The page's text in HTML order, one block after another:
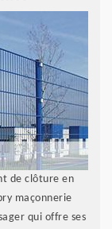
de clôture en
maçonnerie
qui offre ses